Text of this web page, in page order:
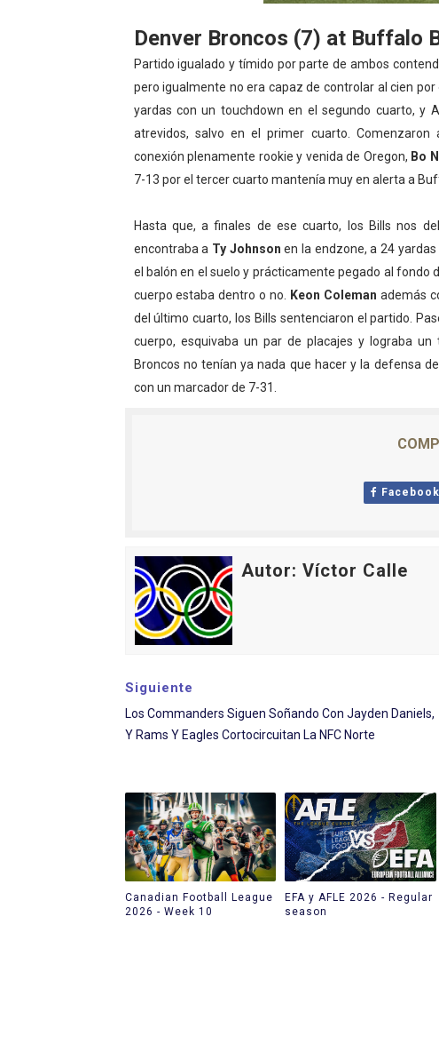
Denver Broncos (7) at Buffalo
Partido igualado y tímido por parte de ambos
pero igualmente no era capaz de controlar al cien
yardas con un touchdown en el segundo cuarto, y
atrevidos, salvo en el primer cuarto.
conexión plenamente rookie y venida de Oregon, Bo
7-13 por el tercer cuarto mantenía muy en alerta a
Hasta que, a finales de ese cuarto, los Bills nos
encontraba a Ty Johnsonen la endzone, a 24
el balón en el suelo y prácticamente pegado al fondo
cuerpo estaba dentro o no.
Keon Coleman además
del último cuarto, los Bills sentenciaron el partido.
cuerpo, esquivaba un par de placajes y lograba
Broncos no tenían ya nada que hacer y la defensa
con un marcador de 7-31.
Facebook
Autor: Víctor Calle
Siguiente
Los Commanders Siguen Soñando Con Jayden Daniels,
Y Rams Y Eagles Cortocircuitan La NFC Norte
Canadian Football League
2026 - Week 10
EFA y AFLE 2026 - Regular
season